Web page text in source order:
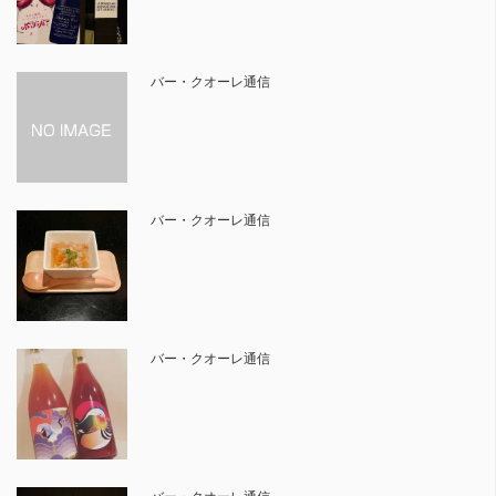
バー・クオーレ通信
バー・クオーレ通信
バー・クオーレ通信